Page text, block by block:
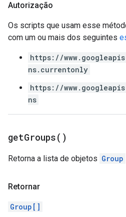
Autorização
Os scripts que usam esse
com um ou mais dos seguintes
https://
ns.currentonly
https://
ns
getGroups( )
Retorna a lista de objetos Group
Retornar
Group[]